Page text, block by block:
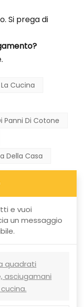
Si prega di
Cucina
Panni Di Cotone
Della Casa
e vuoi
un messaggio
quadrati
asciugamani